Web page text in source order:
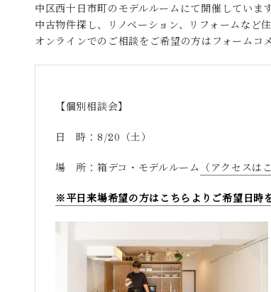
中区西十日市町のモデルルームにて開催しています
中古物件探し、リノベーション、リフォームなど
オンラインでのご相談をご希望の方はフォームコ
【個別相談会】
日 時：8/20（土）
場 所：箱デコ・モデルルーム （アクセスは
※平日来場希望の方はこちらよりご希望日時